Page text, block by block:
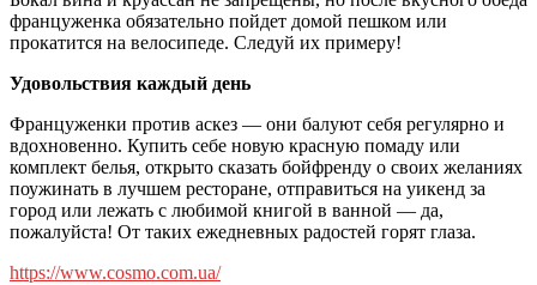
француженка обязательно пойдет домой пешком или
прокатится на велосипеде. Следуй их примеру!
Удовольствия каждый день
Француженки против аскез — они балуют себя регулярно и
вдохновенно. Купить себе новую красную помаду или
комплект белья, открыто сказать бойфренду о своих желаниях
поужинать в лучшем ресторане, отправиться на уикенд за
город или лежать с любимой книгой в ванной — да,
пожалуйста! От таких ежедневных радостей горят глаза.
https://www.cosmo.com.ua/